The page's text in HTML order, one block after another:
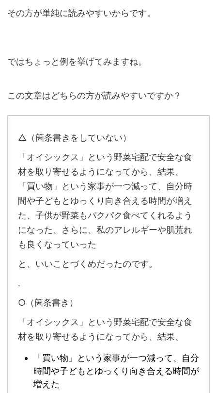
その方が単純に読みやすいからです。
ではちょっと例を挙げてみますね。
この文章はどちらの方が読みやすいですか？
△（箇条書きをしていない）
「オイシックス」という野菜宅配で安全な食
材を取り寄せるようになってから、結果、
「買い物」という家事が一つ減って、自分時
間や子どもとゆっくり向き合える時間が増え
た、子供が野菜もパクパク食べてくれるよう
になった、さらに、私のアレルギーや肌荒れ
も良くなっていった
と、いいことづくめだったのです。
.
○（箇条書き）
「オイシックス」という野菜宅配で安全な食
材を取り寄せるようになってから、結果、
「買い物」という家事が一つ減って、自分
時間や子どもとゆっくり向き合える時間が
増えた